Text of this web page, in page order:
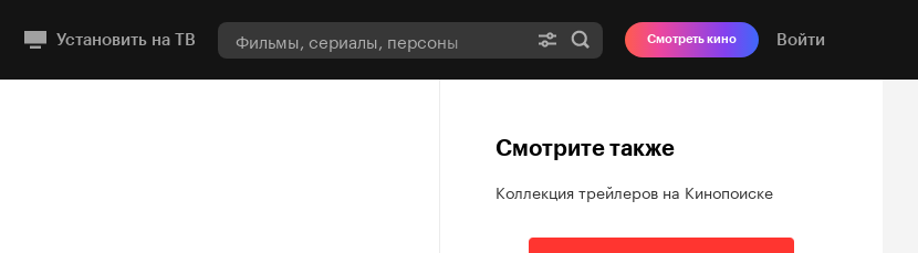
Установить на ТВ Смотреть кино Войти
Смотрите также
Коллекция трейлеров на Кинопоиске